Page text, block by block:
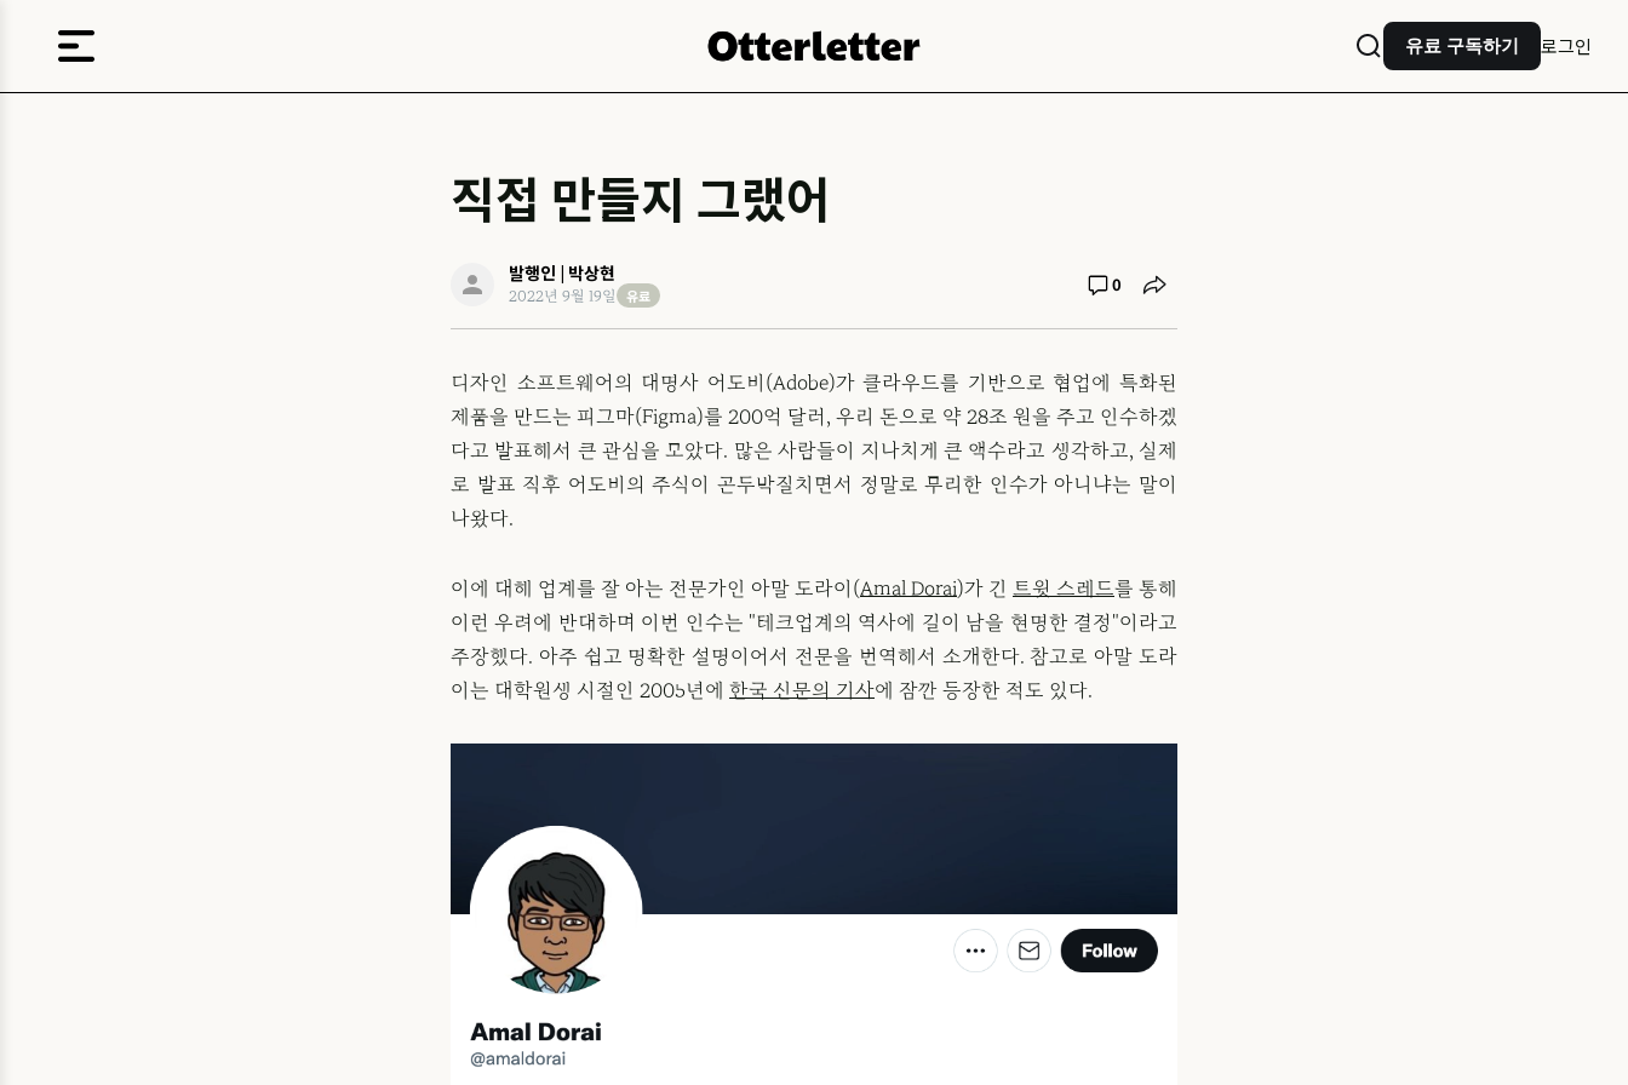
유료 구독하기 로그인
직접 만들지 그랬어
발행인 | 박상현
2022년 9월 19일 유료 0
디자인 소프트웨어의 대명사 어도비(Adobe)가 클라우드를 기반으로 협업에 특화된
제품을 만드는 피그마(Figma)를 200억 달러, 우리 돈으로 약 28조 원을 주고 인수하겠
다고 발표해서 큰 관심을 모았다. 많은 사람들이 지나치게 큰 액수라고 생각하고, 실제
로 발표 직후 어도비의 주식이 곤두박질치면서 정말로 무리한 인수가 아니냐는 말이
나왔다.
이에 대해 업계를 잘 아는 전문가인 아말 도라이(Amal Dorai)가 긴 트윗 스레드를 통해
이런 우려에 반대하며 이번 인수는 "테크업계의 역사에 길이 남을 현명한 결정"이라고
주장했다. 아주 쉽고 명확한 설명이어서 전문을 번역해서 소개한다. 참고로 아말 도라
이는 대학원생 시절인 2005년에 한국 신문의 기사에 잠깐 등장한 적도 있다.